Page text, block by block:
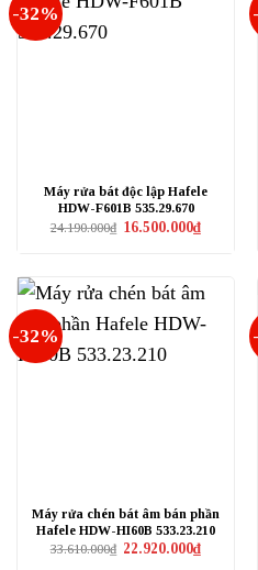
-32%
Máy rửa bát độc lập Hafele
HDW-F601B 535.29.670
24.190.000₫ Giá
16.500.000₫Giá
hiện
-32%
Máy rửa chén bát âm bán phần
Hafele HDW-HI60B 533.23.210
33.610.000₫ Giá
22.920.000₫Giá
hiện